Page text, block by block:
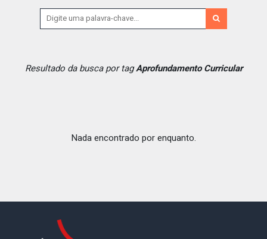
Resultado da busca por tagAprofundamento Curricular
Nada encontrado por enquanto.